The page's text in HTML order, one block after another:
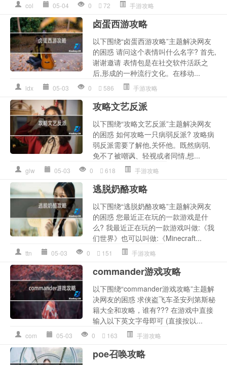
col 05-04 0 72 手游攻略
卤蛋西游攻略
以下围绕“卤蛋西游攻略”主题解决网友
的困惑 请问这个表情叫什么名字? 首先,
谢谢邀请 表情包是在社交软件活跃之
后,形成的一种流行文化。在移动...
ldx 05-03 0 586 手游攻略
攻略文艺反派
以下围绕“攻略文艺反派”主题解决网友
的困惑 如何攻略一只病弱反派? 攻略病
弱反派需要了解他,关怀他。既然病弱,
免不了被嘲讽、轻视或者同情,想...
glw 05-03 0 618 手游攻略
逃脱奶酪攻略
以下围绕“逃脱奶酪攻略”主题解决网友
的困惑 您最近正在玩的一款游戏是什
么? 我最近正在玩的一款游戏叫做:《我
们世界》也可以叫做:《Minecraft...
ttn 05-03 0 151 手游攻略
commander游戏攻略
以下围绕“commander游戏攻略”主题解
决网友的困惑 求侠盗飞车圣安列第斯秘
籍大全和攻略，谁有??? 在游戏中直接
输入以下英文字母即可 (直接按以...
com 05-03 0 163 手游攻略
poe召唤攻略